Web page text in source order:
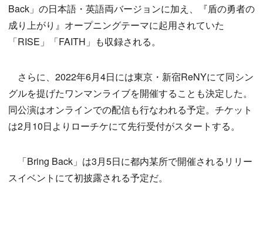
Back」の日本語・英語両バージョンに加え、『盾の勇者の
成り上がり』オープニングテーマに起用されていた
「RISE」「FAITH」も収録される。
さらに、2022年6月4日には東京・新宿ReNYにて同シン
グルを提げたワンマンライブを開催することも決定した。
同公演はオンラインでの配信も行なわれる予定。チケット
は2月10日よりローチケにて先行受付がスタートする。
「Bring Back」は3月5日に都内某所で開催されるリリー
スイベントにて初披露される予定だ。